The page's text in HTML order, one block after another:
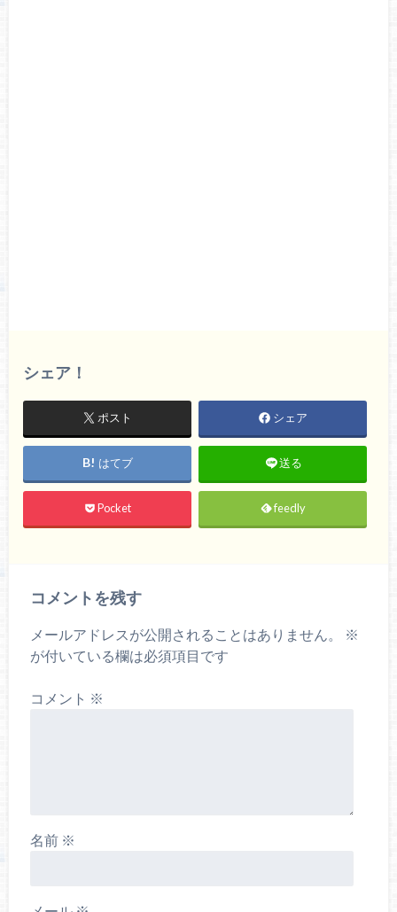
シェア！
ポスト シェア
はてブ 送る
Pocket feedly
コメントを残す
メールアドレスが公開されることはありません。
※
が付いている欄は必須項目です
コメント ※
名前 ※